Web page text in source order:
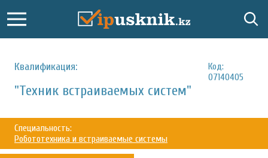
Квалификация:
Код:
07140405
"Техник встраиваемых систем"
Специальность:
Робототехника и встраиваемые системы